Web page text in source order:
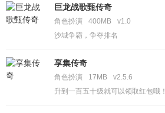
巨龙战歌甄传奇
角色扮演 400MB
v1.0
沙城争霸，争夺排名
享集传奇
角色扮演 17MB
v2.5.6
升到一百五十级就可以领取红包哦！